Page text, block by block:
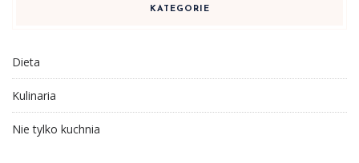
KATEGORIE
Dieta
Kulinaria
Nie tylko kuchnia